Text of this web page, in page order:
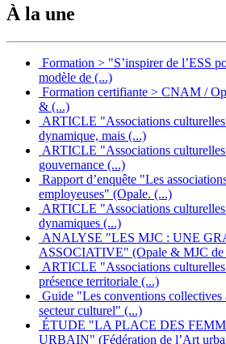
À la une
Formation > "S’inspirer de l’ESS
modèle de (...)
Formation certifiante > CNAM /
& (...)
ARTICLE "Associations
dynamique, mais (...)
ARTICLE "Associations culturelles
gouvernance (...)
Rapport d’enquête "Les
employeuses" (Opale. (...)
ARTICLE "Associations culturelles
dynamiques (...)
ANALYSE "LES MJC : UNE
ASSOCIATIVE" (Opale & MJC de
ARTICLE "Associations culturelles
présence territoriale (...)
Guide "Les conventions collectives
secteur culturel" (...)
ÉTUDE "LA PLACE DES
URBAIN" (Fédération de l’Art